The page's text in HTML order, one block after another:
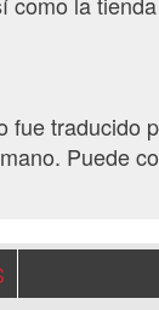
fue traducido
Puede